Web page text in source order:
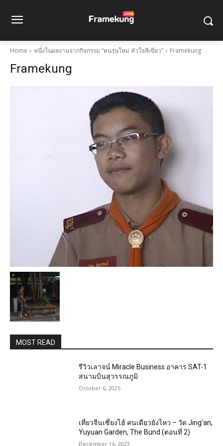
Home หนึ่งในผลงานจากกิจกรรม “คนรุ่นใหม่ หัวใจสีเขียว” Framekung
Framekung
MOST READ
รีวิวเลาจน์ Miracle Business อาคาร SAT-1
สนามบินสุวรรณภูมิ
October 6, 2025
เที่ยวจีนเซี่ยงไฮ้ คนเดียวยังไหว – วัด Jing’an,
Yuyuan Garden, The Bund (ตอนที่ 2)
December 16, 2023